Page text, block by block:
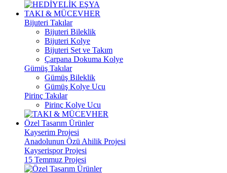
TAKI & MÜCEVHER
Bijuteri Takılar
Bijuteri Bileklik
Bijuteri Kolye
Bijuteri Set ve Takım
Çarpana Dokuma Kolye
Gümüş Takılar
Gümüş Bileklik
Gümüş Kolye Ucu
Pirinç Takılar
Pirinç Kolye Ucu
Özel Tasarım Ürünler
Kayserim Projesi
Anadolunun Özü Ahilik Projesi
Kayserispor Projesi
15 Temmuz Projesi